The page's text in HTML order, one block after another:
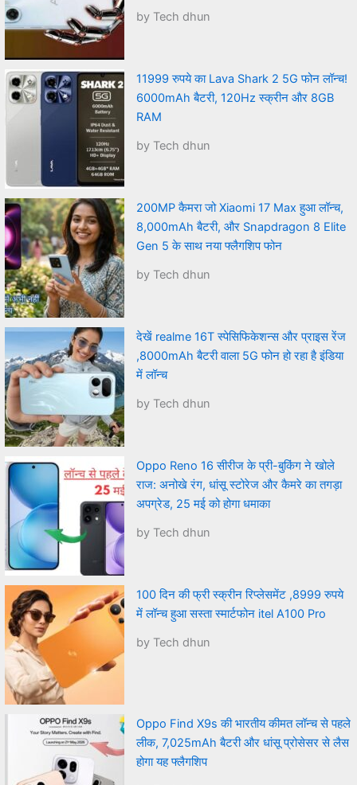
by Tech dhun
11999 रुपये का Lava Shark 2 5G फोन लॉन्च!
6000mAh बैटरी, 120Hz स्क्रीन और 8GB
RAM
by Tech dhun
200MP कैमरा जो Xiaomi 17 Max हुआ लॉन्च,
8,000mAh बैटरी, और Snapdragon 8 Elite
Gen 5 के साथ नया फ्लैगशिप फोन
by Tech dhun
देखें realme 16T स्पेसिफिकेशन्स और प्राइस रेंज
,8000mAh बैटरी वाला 5G फोन हो रहा है इंडिया
में लॉन्च
by Tech dhun
Oppo Reno 16 सीरीज के प्री-बुकिंग ने खोले
राज: अनोखे रंग, धांसू स्टोरेज और कैमरे का तगड़ा
अपग्रेड, 25 मई को होगा धमाका
by Tech dhun
100 दिन की फ्री स्क्रीन रिप्लेसमेंट ,8999 रुपये
में लॉन्च हुआ सस्ता स्मार्टफोन itel A100 Pro
by Tech dhun
Oppo Find X9s की भारतीय कीमत लॉन्च से पहले
लीक, 7,025mAh बैटरी और धांसू प्रोसेसर से लैस
होगा यह फ्लैगशिप